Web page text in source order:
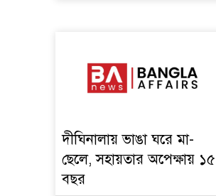
দীঘিনালায় ভাঙা ঘরে মা-
ছেলে, সহায়তার অপেক্ষায় ১৫
বছর